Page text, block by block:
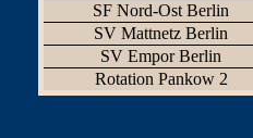
SF Nord-Ost Berlin
SV Mattnetz Berlin
SV Empor Berlin
Rotation Pankow 2